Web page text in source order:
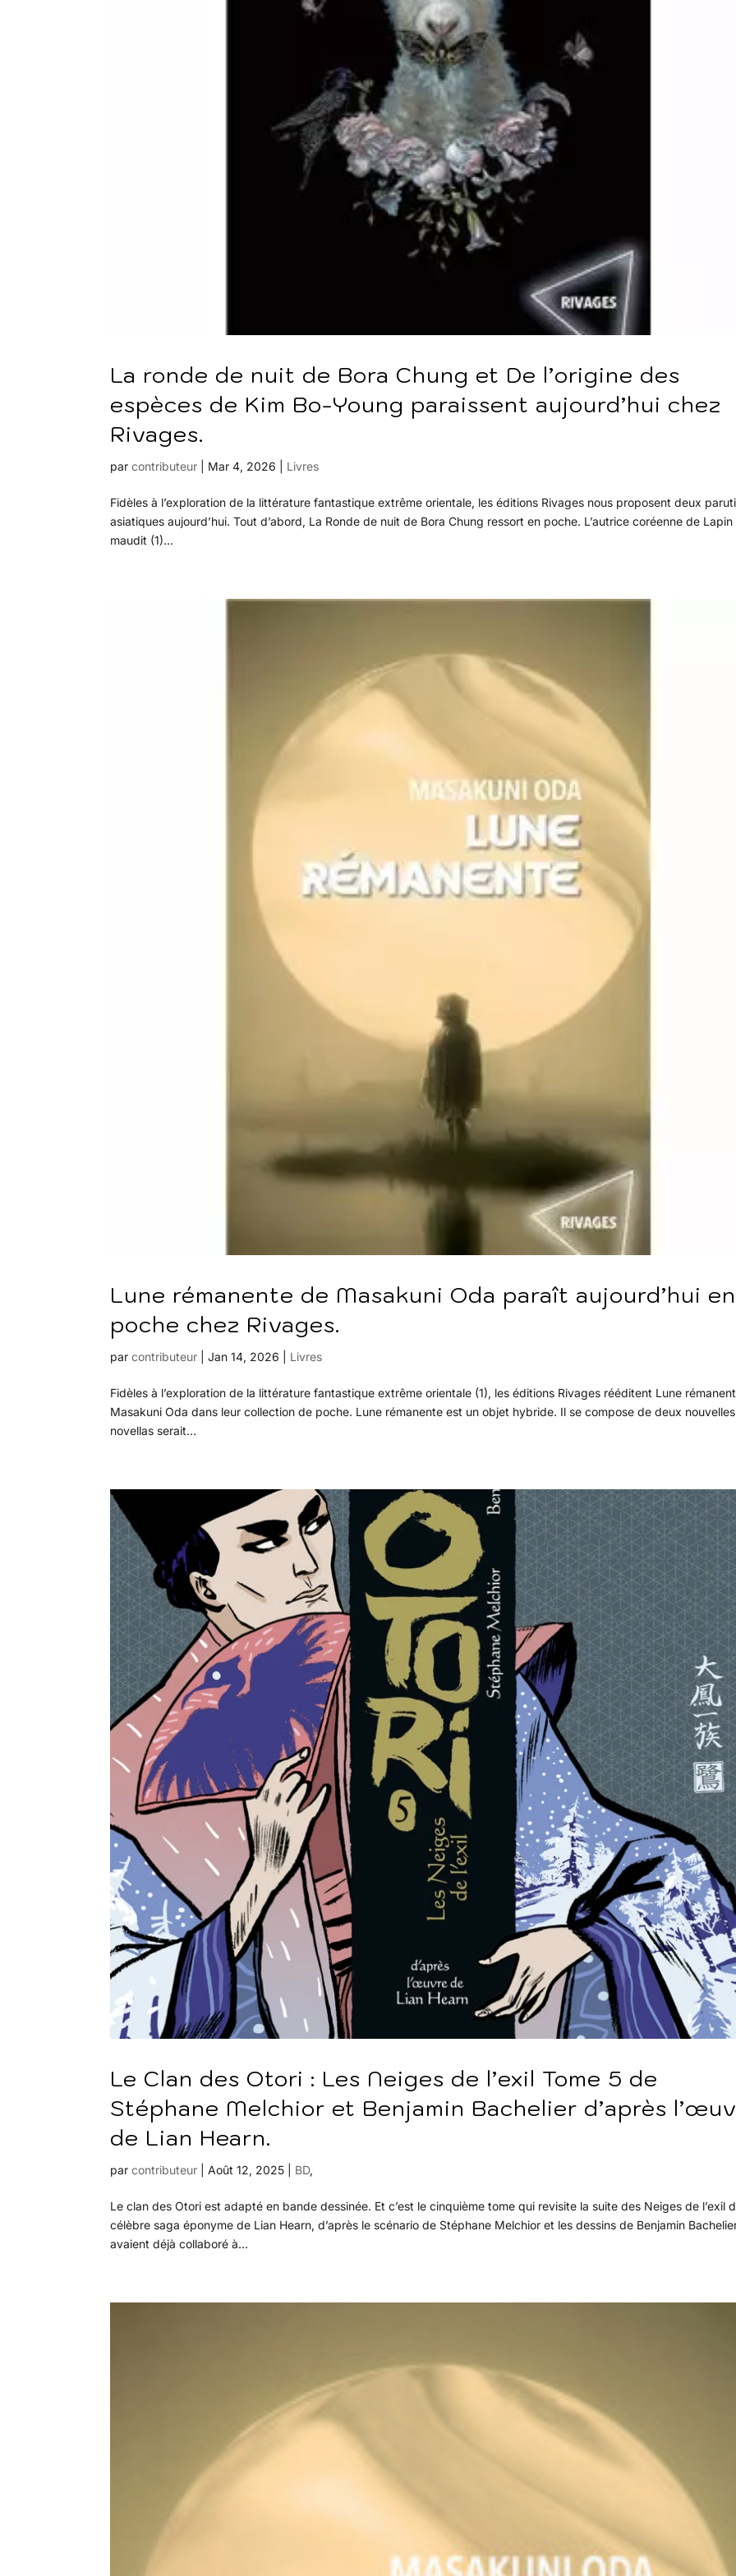
La ronde de nuit de Bora Chung et De l’origine des
espèces de Kim Bo-Young paraissent aujourd’hui chez
Rivages.
parcontributeur Mar 4, 2026 Livres
Fidèles à l’exploration de la littérature fantastique extrême orientale, les éditions Rivages nous proposent deux
asiatiques aujourd’hui. Tout d’abord, La Ronde de nuit de Bora Chung ressort en poche. L’autrice coréenne de Lapin
maudit (1)...
Lune rémanente de Masakuni Oda paraît aujourd’hui en
poche chez Rivages.
parcontributeur |Jan 14, 2026 Livres
Fidèles à l’exploration de la littérature fantastique extrême orientale (1), les éditions Rivages rééditent Lune
Masakuni Oda dans leur collection de poche. Lune rémanente est un objet hybride. Il se compose de deux
novellas serait...
Le Clan des Otori : Les Neiges de l’exil Tome 5 de
Stéphane Melchior et Benjamin Bachelier d’après
de Lian Hearn.
parcontributeur |Août 12, 2025 BD,
Le clan des Otori est adapté en bande dessinée. Et c’est le cinquième tome qui revisite la suite des Neiges de l’exil
célèbre saga éponyme de Lian Hearn, d’après le scénario de Stéphane Melchior et les dessins de Benjamin
avaient déjà collaboré à...